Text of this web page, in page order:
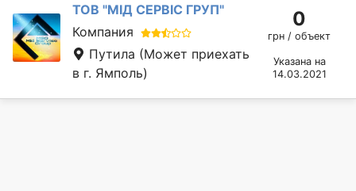
ТОВ "МІД СЕРВІС ГРУП"
Компания
Путила (Может приехать
в г. Ямполь)
0
грн / объект
Указана на
14.03.2021